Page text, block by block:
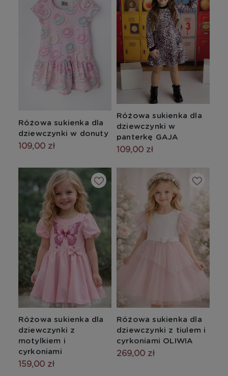
Różowa sukienka dla
dziewczynki w donuty
109,00 zł
Różowa sukienka dla
dziewczynki w
panterkę GAJA
109,00 zł
Różowa sukienka dla
dziewczynki z
motylkiem i
cyrkoniami
159,00 zł
Różowa sukienka dla
dziewczynki z tiulem i
cyrkoniami OLIWIA
269,00 zł